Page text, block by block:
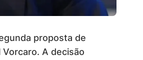
proposta de
A decisão